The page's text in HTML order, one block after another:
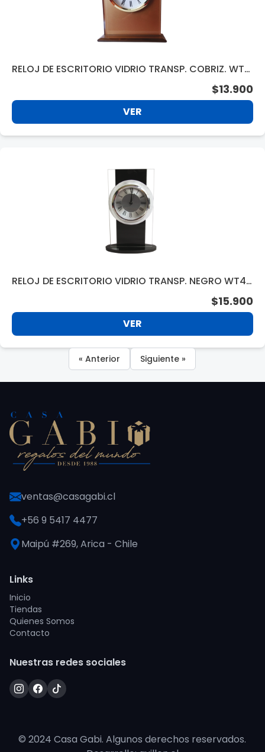
RELOJ DE ESCRITORIO VIDRIO TRANSP. COBRIZ. WT0
$13.900
VER
RELOJ DE ESCRITORIO VIDRIO TRANSP. NEGRO WT44
$15.900
VER
« Anterior Siguiente »
ventas@casagabi.cl
+56 9 5417 4477
Maipú #269, Arica - Chile
Links
Inicio
Tiendas
Quienes Somos
Contacto
Nuestras redes sociales
© 2024 Casa Gabi. Algunos derechos reservados.